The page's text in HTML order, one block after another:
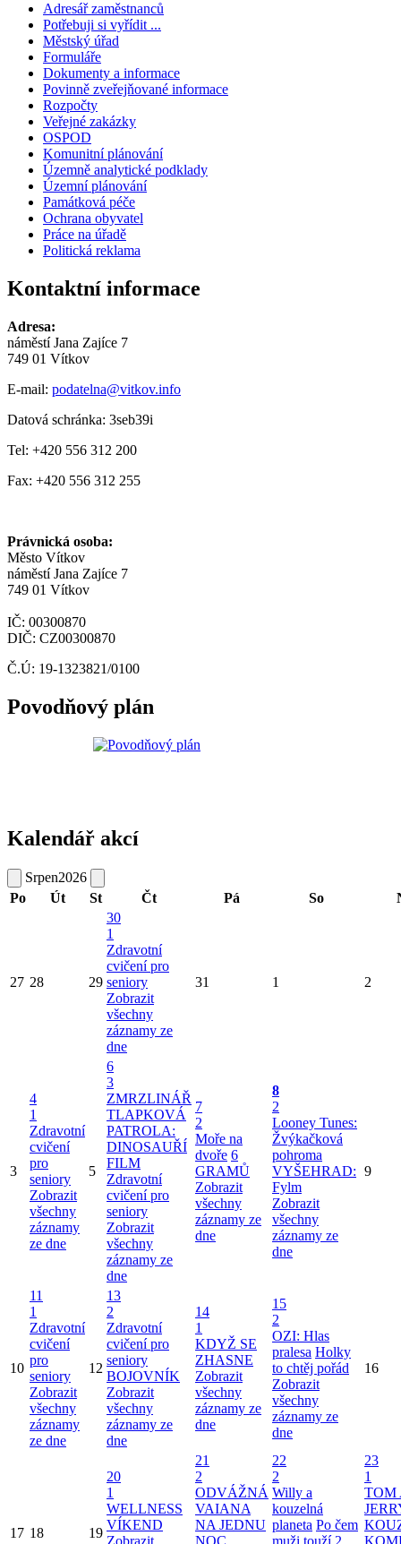
Adresář zaměstnanců
Potřebuji si vyřídit ...
Městský úřad
Formuláře
Dokumenty a informace
Povinně zveřejňované informace
Rozpočty
Veřejné zakázky
OSPOD
Komunitní plánování
Územně analytické podklady
Územní plánování
Památková péče
Ochrana obyvatel
Práce na úřadě
Politická reklama
Kontaktní informace
Adresa:
náměstí Jana Zajíce 7
749 01 Vítkov
E-mail: podatelna@vitkov.info
Datová schránka: 3seb39i
Tel: +420 556 312 200
Fax: +420 556 312 255
Právnická osoba:
Město Vítkov
náměstí Jana Zajíce 7
749 01 Vítkov
IČ: 00300870
DIČ: CZ00300870
Č.Ú: 19-1323821/0100
Povodňový plán
Kalendář akcí
Srpen2026
Po
Út St Čt Pá So
27 28 29
30
1
Zdravotní
cvičení pro
seniory
Zobrazit
všechny
záznamy ze
dne
31 1 2
3
4
1
Zdravotní
cvičení
pro
seniory
Zobrazit
všechny
záznamy
ze dne
5
6
3
ZMRZLINÁŘ
TLAPKOVÁ
PATROLA:
DINOSAUŘÍ
FILM
Zdravotní
cvičení pro
seniory
Zobrazit
všechny
záznamy ze
dne
7
2
Moře na
dvoře 6
GRAMŮ
Zobrazit
všechny
záznamy ze
dne
8
2
Looney Tunes:
Žvýkačková
pohroma
VYŠEHRAD:
Fylm
Zobrazit
všechny
záznamy ze
dne
9
10
11
1
Zdravotní
cvičení
pro
seniory
Zobrazit
všechny
záznamy
ze dne
12
13
2
Zdravotní
cvičení pro
seniory
BOJOVNÍK
Zobrazit
všechny
záznamy ze
dne
14
1
KDYŽ SE
ZHASNE
Zobrazit
všechny
záznamy ze
dne
15
2
OZI: Hlas
pralesa Holky
to chtěj pořád
Zobrazit
všechny
záznamy ze
dne
16
17 18 19
20
1
WELLNESS
VÍKEND
Zobrazit
21
2
ODVÁŽNÁ
VAIANA
NA JEDNU
NOC
22
2
Willy a
kouzelná
planeta Po čem
muži touží 2
23
1
TOM